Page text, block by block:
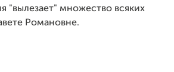
"вылезает" множество всяких
Романовне.